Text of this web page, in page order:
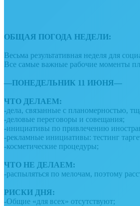
ОБЩАЯ ПОГОДА НЕДЕЛИ:
Весьма результативная неделя для
Все самые важные рабочие моменты
—ПОНЕДЕЛЬНИК 11 ИЮНЯ—
ЧТО ДЕЛАЕМ:
-дела, связанные с планомерностью,
-деловые переговоры и совещания;
-инициативы по привлечению
-рекламные инициативы: тестинг
-косметические процедуры;
ЧТО НЕ ДЕЛАЕМ:
-распыляться по мелочам, поэтому
РИСКИ ДНЯ:
-Общие «для всех» отсутствуют;